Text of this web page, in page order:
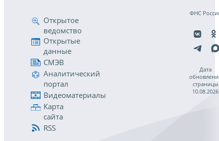
Открытое
ведомство
Открытые
данные
СМЭВ
Аналитический
портал
Видеоматериалы
Карта
сайта
RSS
ФНС
Дата
страницы
10.08.2026